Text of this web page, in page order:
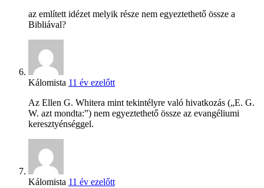
az említett idézet melyik része nem egyeztethető össze a
Bibliával?
Kálomista 11 év ezelőtt
Az Ellen G. Whitera mint tekintélyre való hivatkozás („E. G.
W. azt mondta:”) nem egyeztethető össze az evangéliumi
keresztyénséggel.
Kálomista 11 év ezelőtt